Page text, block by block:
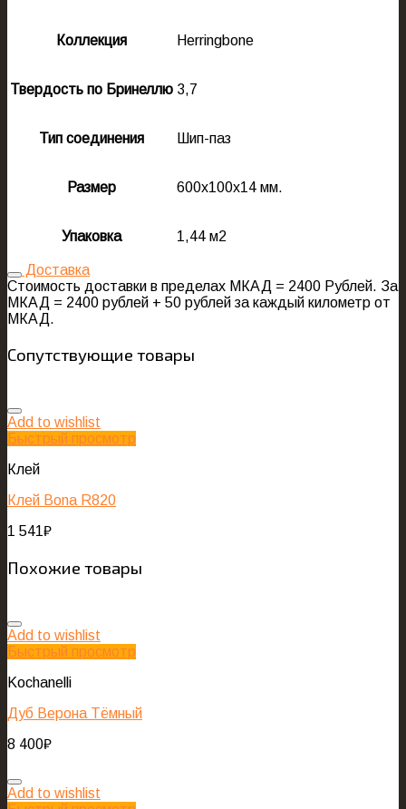
Коллекция Herringbone
Твердость по Бринеллю 3,7
Тип соединения Шип-паз
Размер 600х100х14 мм.
Упаковка 1,44 м2
Доставка
Стоимость доставки в пределах МКАД = 2400 Рублей. За
МКАД = 2400 рублей + 50 рублей за каждый километр от
МКАД.
Сопутствующие товары
Add to wishlist
Быстрый просмотр
Клей
Клей Bona R820
1 541₽
Похожие товары
Add to wishlist
Быстрый просмотр
Kochanelli
Дуб Верона Тёмный
8 400₽
Add to wishlist